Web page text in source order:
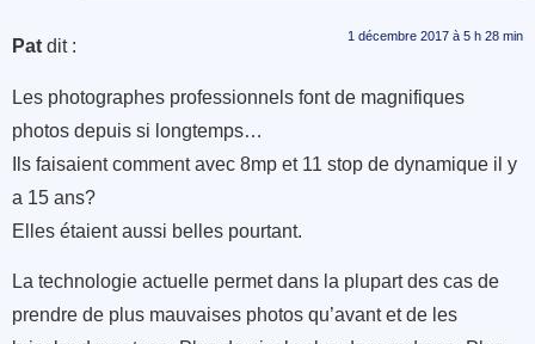
Pat dit : 1 décembre 2017 à 5 h 28 min
Les photographes professionnels font de magnifiques
photos depuis si longtemps…
Ils faisaient comment avec 8mp et 11 stop de dynamique il y
a 15 ans?
Elles étaient aussi belles pourtant.
La technologie actuelle permet dans la plupart des cas de
prendre de plus mauvaises photos qu’avant et de les